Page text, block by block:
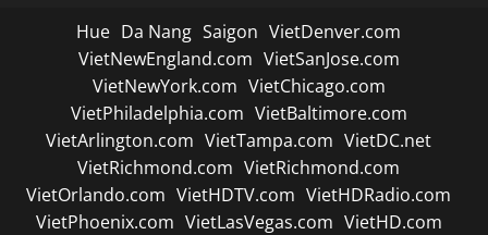
Hue Da Nang Saigon VietDenver.com
VietNewEngland.com VietSanJose.com
VietNewYork.com VietChicago.com
VietPhiladelphia.com VietBaltimore.com
VietArlington.com VietTampa.com VietDC.net
VietRichmond.com VietRichmond.com
VietOrlando.com VietHDTV.com VietHDRadio.com
VietPhoenix.com VietLasVegas.com VietHD.com